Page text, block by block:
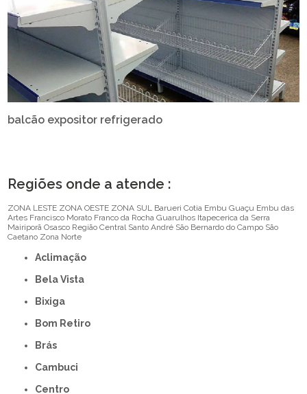
balcão expositor refrigerado
Regiões onde a atende :
ZONA LESTE ZONA OESTE ZONA SUL Barueri Cotia Embu Guaçu Embu das
Artes Francisco Morato Franco da Rocha Guarulhos Itapecerica da Serra
Mairiporã Osasco Região Central Santo André São Bernardo do Campo São
Caetano Zona Norte
Aclimação
Bela Vista
Bixiga
Bom Retiro
Brás
Cambuci
Centro